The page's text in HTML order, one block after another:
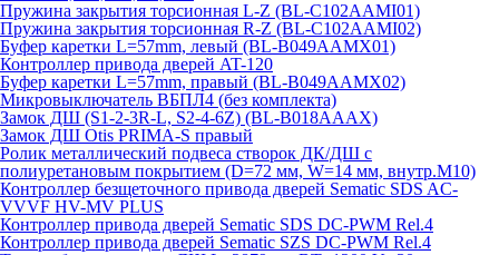
Пружина закрытия торсионная L-Z (BL-C102AAMI01)
Пружина закрытия торсионная R-Z (BL-C102AAMI02)
Буфер каретки L=57mm, левый (BL-B049AAMX01)
Контроллер привода дверей AT-120
Буфер каретки L=57mm, правый (BL-B049AAMX02)
Микровыключатель ВБПЛ4 (без комплекта)
Замок ДШ (S1-2-3R-L, S2-4-6Z) (BL-B018AAAX)
Замок ДШ Otis PRIMA-S правый
Ролик металлический подвеса створок ДК/ДШ с
полиуретановым покрытием (D=72 мм, W=14 мм, внутр.М10)
Контроллер безщеточного привода дверей Sematiс SDS AC-
VVVF HV-MV PLUS
Контроллер привода дверей Sematic SDS DC-PWM Rel.4
Контроллер привода дверей Sematic SZS DC-PWM Rel.4